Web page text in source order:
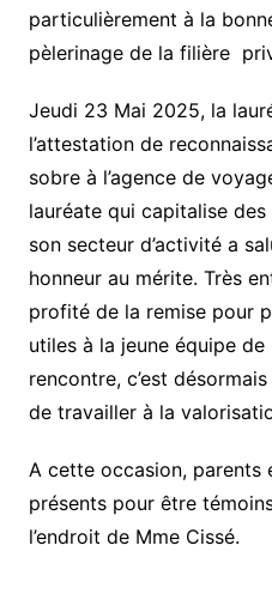
particulièrement à la
pèlerinage de la filière
Jeudi 23 Mai 2025, la
l’attestation de
sobre à l’agence de
lauréate qui capitalise des
son secteur d’activité a
honneur au mérite. Très
profité de la remise pour
utiles à la jeune équipe de
rencontre, c’est
de travailler à la
A cette occasion, parents
présents pour être
l’endroit de Mme Cissé.